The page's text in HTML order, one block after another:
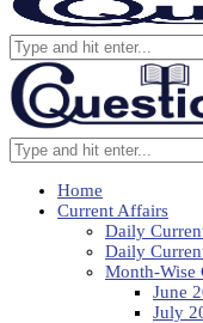
Home
Current Affairs
Daily
Daily
Month-Wise
June
July